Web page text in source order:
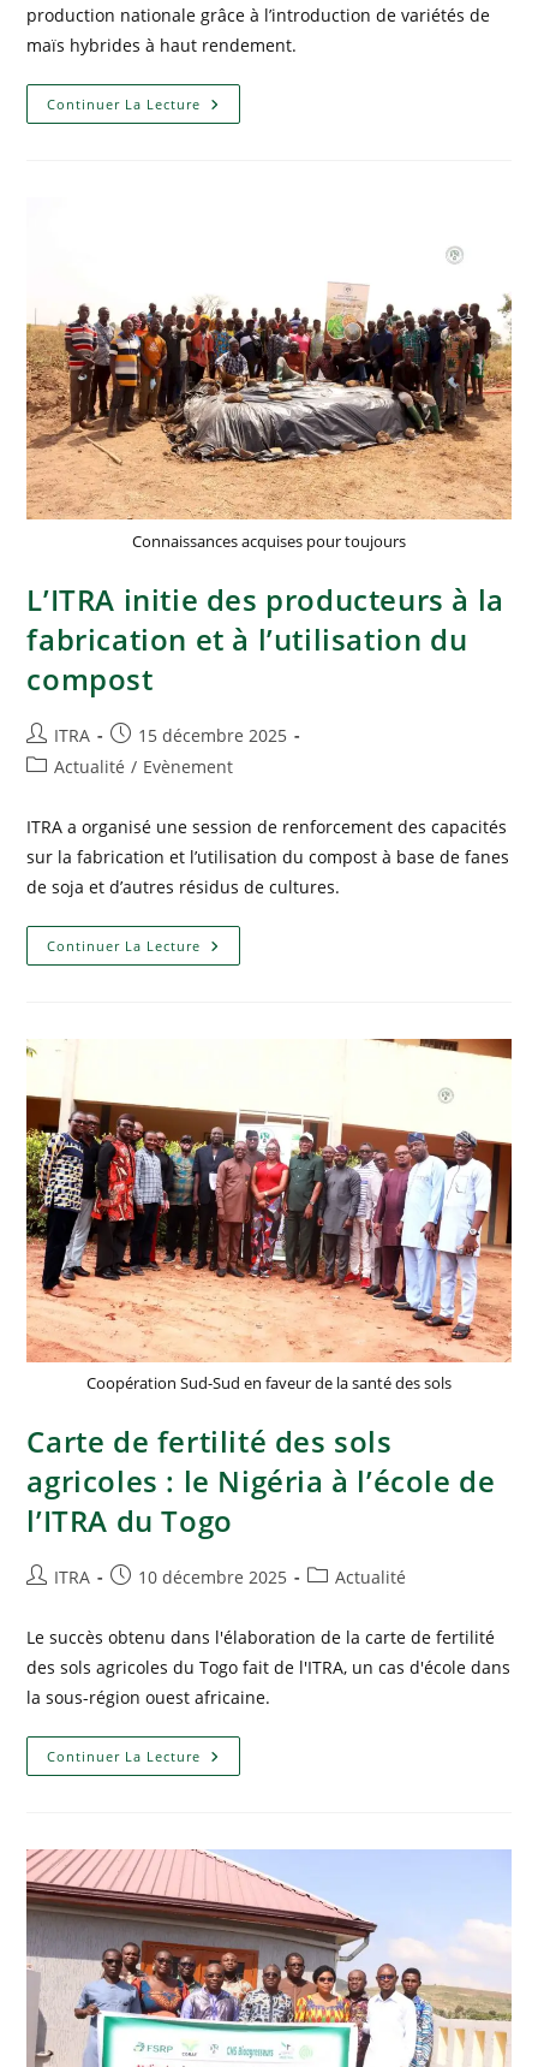
production nationale grâce à l’introduction de variétés de
maïs hybrides à haut rendement.
Continuer La Lecture
Connaissances acquises pour toujours
L’ITRA initie des producteurs à la
fabrication et à l’utilisation du
compost
ITRA
15 décembre 2025
Actualité / Evènement
ITRA a organisé une session de renforcement des capacités
sur la fabrication et l’utilisation du compost à base de fanes
de soja et d’autres résidus de cultures.
Continuer La Lecture
Coopération Sud-Sud en faveur de la santé des sols
Carte de fertilité des sols
agricoles : le Nigéria à l’école de
l’ITRA du Togo
ITRA 10 décembre 2025 Actualité
Le succès obtenu dans l'élaboration de la carte de fertilité
des sols agricoles du Togo fait de l'ITRA, un cas d'école dans
la sous-région ouest africaine.
Continuer La Lecture